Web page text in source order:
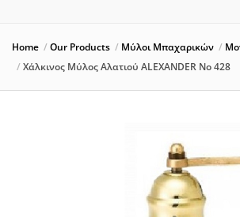
Home Our Products Μύλοι Μπαχαρικών
Χάλκινος Μύλος Αλατιού ALEXANDER Νο 428